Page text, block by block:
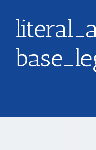
VIALMIN
PRODUCTOS
TRANSPARENCIA